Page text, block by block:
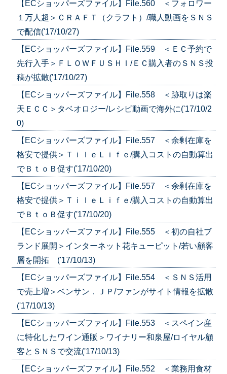
【ECショッパーズファイル】File.560 ＜フォロワー
１万人超＞ＣＲＡＦＴ（クラフト）/職人動画をＳＮＳ
で配信('17/10/27)
【ECショッパーズファイル】File.559 ＜ＥＣ予約で
先行入手＞ＦＬＯＷＦＵＳＨＩ/ＥＣ購入者のＳＮＳ投
稿が拡散('17/10/27)
【ECショッパーズファイル】File.558 ＜跡取りは楽
天ＥＣＣ＞タベオロジー/レシピ動画で海外に('17/10/2
0)
【ECショッパーズファイル】File.557 ＜余剰在庫を
格安で提供＞ＴｉｌｅＬｉｆｅ/購入コストの自動算出
でＢｔｏＢ促す('17/10/20)
【ECショッパーズファイル】File.557 ＜余剰在庫を
格安で提供＞ＴｉｌｅＬｉｆｅ/購入コストの自動算出
でＢｔｏＢ促す('17/10/20)
【ECショッパーズファイル】File.555 ＜初の自社ブ
ランド展開＞インターネット花キューピット/若い顧客
層を開拓 ('17/10/13)
【ECショッパーズファイル】File.554 ＜ＳＮＳ活用
で売上増＞ベンサン．ＪＰ/ファンがサイト情報を拡散
('17/10/13)
【ECショッパーズファイル】File.553 ＜スペイン産
に特化したワイン通販＞ワイナリー和泉屋/ロイヤル顧
客とＳＮＳで交流('17/10/13)
【ECショッパーズファイル】File.552 ＜業務用食材